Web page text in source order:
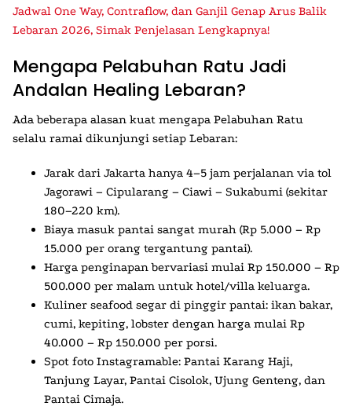
Jadwal One Way, Contraflow, dan Ganjil Genap Arus Balik
Lebaran 2026, Simak Penjelasan Lengkapnya!
Mengapa Pelabuhan Ratu Jadi
Andalan Healing Lebaran?
Ada beberapa alasan kuat mengapa Pelabuhan Ratu
selalu ramai dikunjungi setiap Lebaran:
Jarak dari Jakarta hanya 4–5 jam perjalanan via tol
Jagorawi – Cipularang – Ciawi – Sukabumi (sekitar
180–220 km).
Biaya masuk pantai sangat murah (Rp 5.000 – Rp
15.000 per orang tergantung pantai).
Harga penginapan bervariasi mulai Rp 150.000 – Rp
500.000 per malam untuk hotel/villa keluarga.
Kuliner seafood segar di pinggir pantai: ikan bakar,
cumi, kepiting, lobster dengan harga mulai Rp
40.000 – Rp 150.000 per porsi.
Spot foto Instagramable: Pantai Karang Haji,
Tanjung Layar, Pantai Cisolok, Ujung Genteng, dan
Pantai Cimaja.